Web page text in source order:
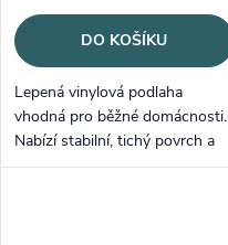
DO KOŠÍKU
Lepená vinylová podlaha
vhodná pro běžné domácnosti.
Nabízí stabilní, tichý povrch a
snadnou údržbu.